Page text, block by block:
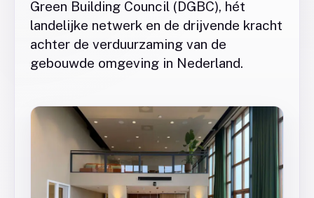
Green Building Council (DGBC), hét
landelijke netwerk en de drijvende kracht
achter de verduurzaming van de
gebouwde omgeving in Nederland.